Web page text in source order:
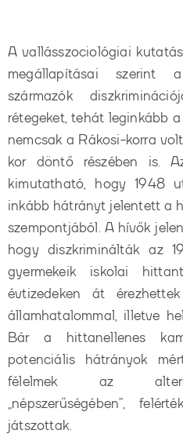
A vallásszociológiai
megállapításai szerint
származók
rétegeket, tehát leginkább
nemcsak a Rákosi-korra
kor döntő részében is.
kimutatható, hogy 1948
inkább hátrányt jelentett a
szempontjából. A hívők
hogy diszkriminálták az
gyermekeik iskolai
évtizedeken át
államhatalommal, illetve
Bár a hittanellenes
potenciális hátrányok
félelmek az
„népszerűségében”,
játszottak.